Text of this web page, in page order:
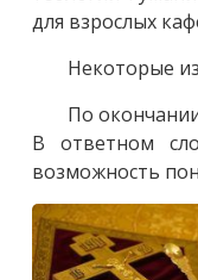
для взрослых
Некоторые
По
В ответном
возможность